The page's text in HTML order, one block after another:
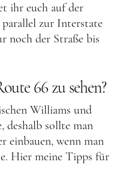
ihr euch auf der
zur Interstate
noch der Straße bis
66 zu sehen?
Williams und
deshalb sollte man
einbauen, wenn man
Hier meine Tipps für